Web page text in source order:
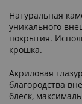
Натуральная
уникального
покрытия.
крошка.
Акриловая
благородства
блеск,